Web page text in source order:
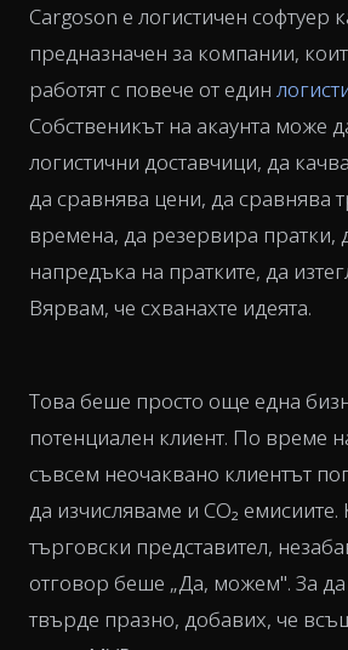
Cargoson е логистичен софтуер
предназначен за компании,
работят с повече от един
Собственикът на акаунта може
логистични доставчици, да
да сравнява цени, да сравнява
времена, да резервира пратки,
напредъка на пратките, да
Вярвам, че схванахте идеята.
Това беше просто още една
потенциален клиент. По време
съвсем неочаквано клиентът
да изчисляваме и CO₂ емисиите.
търговски представител,
отговор беше „Да, можем". За
твърде празно, добавих, че